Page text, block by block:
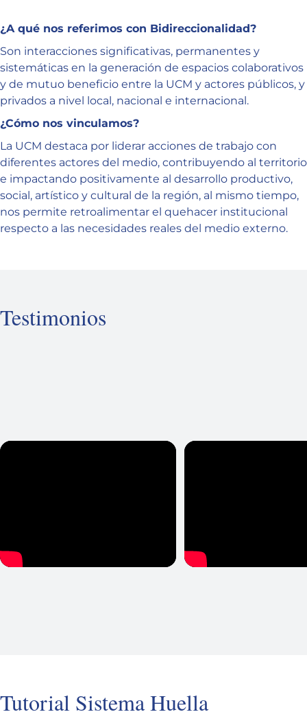
¿A qué nos referimos con Bidireccionalidad?
Son interacciones significativas, permanentes y
sistemáticas en la generación de espacios colaborativos
y de mutuo beneficio entre la UCM y actores públicos, y
privados a nivel local, nacional e internacional.
¿Cómo nos vinculamos?
La UCM destaca por liderar acciones de trabajo con
diferentes actores del medio, contribuyendo al territorio
e impactando positivamente al desarrollo productivo,
social, artístico y cultural de la región, al mismo tiempo,
nos permite retroalimentar el quehacer institucional
respecto a las necesidades reales del medio externo.
Testimonios
Tutorial Sistema Huella